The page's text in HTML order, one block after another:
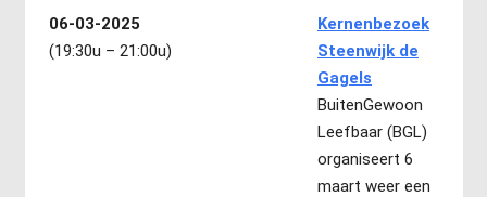
06-03-2025
(19:30u – 21:00u)
Kernenbezoek
Steenwijk de
Gagels
BuitenGewoon
Leefbaar (BGL)
organiseert 6
maart weer een